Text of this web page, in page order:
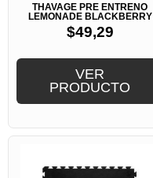
THAVAGE PRE ENTRENO
LEMONADE BLACKBERRY
40SERV -RAW CBUM
$49,29
VER
PRODUCTO